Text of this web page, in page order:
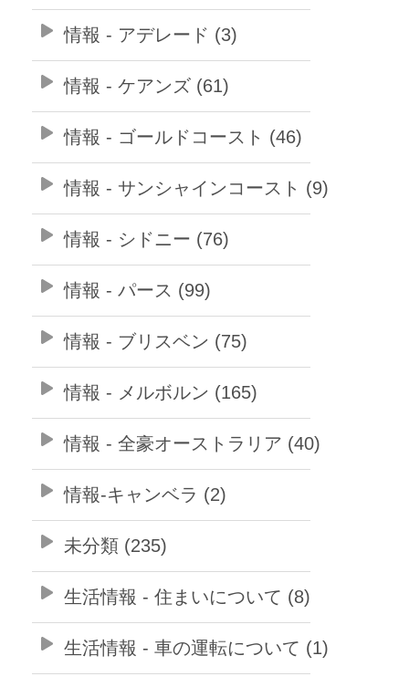
情報 - アデレード (3)
情報 - ケアンズ (61)
情報 - ゴールドコースト (46)
情報 - サンシャインコースト (9)
情報 - シドニー (76)
情報 - パース (99)
情報 - ブリスベン (75)
情報 - メルボルン (165)
情報 - 全豪オーストラリア (40)
情報-キャンベラ (2)
未分類 (235)
生活情報 - 住まいについて (8)
生活情報 - 車の運転について (1)